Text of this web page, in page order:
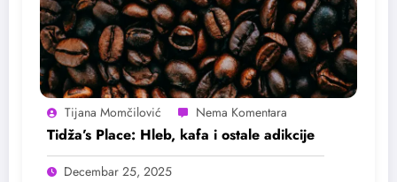
Tijana Momčilović
Tidža’s Place: Hleb, kafa i ostale adikcije
Decembar 25, 2025